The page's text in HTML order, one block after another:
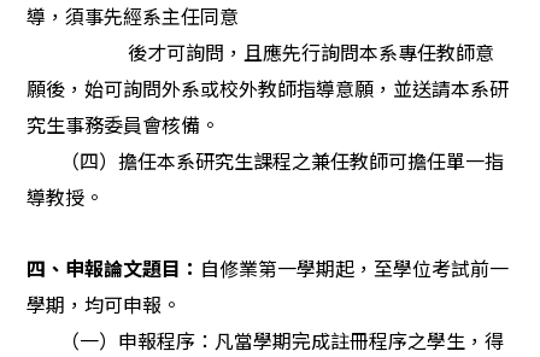
導，須事先經系主任同意
後才可詢問，且應先行詢問本系專任教師意
願後，始可詢問外系或校外教師指導意願，並送請本系研
究生事務委員會核備。
（四）擔任本系研究生課程之兼任教師可擔任單一指
導教授。
四、申報論文題目： 自修業第一學期起，至學位考試前一
學期，均可申報。
（一）申報程序：凡當學期完成註冊程序之學生，得